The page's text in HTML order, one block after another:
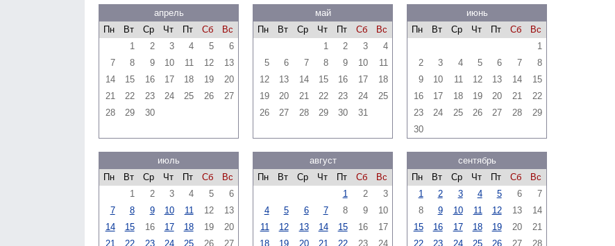
апрель
Пн
Вт Ср Чт Пт Сб
Вс
1
2 3 4 5
6
7
8 9 10 11 12
13
14
15 16 17 18 19
20
21
22 23 24 25 26
27
28
29 30
май
Пн
Вт Ср Чт Пт Сб
Вс
1
2 3
4
5
6 7 8 9 10
11
12
13 14 15 16 17
18
19
20 21 22 23 24
25
26
27 28 29 30 31
июнь
Пн
Вт Ср Чт Пт Сб
Вс
1
2
3 4 5 6 7
8
9
10 11 12 13 14
15
16
17 18 19 20 21
22
23
24 25 26 27 28
29
30
июль
Пн
Вт Ср Чт Пт Сб
Вс
1
2 3 4 5
6
7
8 9 10 11 12
13
14
15 16 17 18 19
20
21
22 23 24 25 26
27
август
Пн
Вт Ср Чт Пт Сб
Вс
1
2
3
4
5 6 7 8 9
10
11
12 13 14 15 16
17
18
19 20 21 22 23
24
сентябрь
Пн
Вт Ср Чт Пт Сб
Вс
1
2 3 4 5 6
7
8
9 10 11 12 13
14
15
16 17 18 19 20
21
22
23 24 25 26 27
28